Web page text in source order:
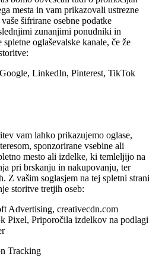
mesta in vam prikazovali ustrezne
šifrirane osebne podatke
zunanjimi ponudniki in
oglaševalske kanale, če že
LinkedIn, Pinterest, TikTok
vam lahko prikazujemo oglase,
sponzorirane vsebine ali
mesto ali izdelke, ki temleljijo na
pri brskanju in nakupovanju, ter
Z vašim soglasjem na tej spletni strani
storitve tretjih oseb:
Advertising, creativecdn.com
Pixel, Priporočila izdelkov na podlagi
Tracking